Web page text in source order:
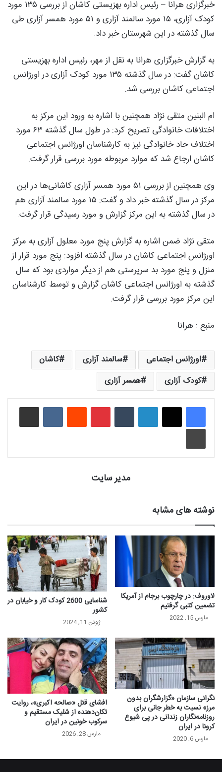
خبرگزاری هرانا – رئیس اداره بهزیستی کاشان از بررسی ۱۳۵ مورد
کودک آزاری، ۱۵ مورد سالمند آزاری و ۵۱ مورد همسر آزاری طی
سال گذشته در این شهرستان خبر داد.
به گزارش خبرگزاری هرانا به نقل از مهر، رئیس اداره بهزیستی
کاشان گفت: در سال گذشته ۱۳۵ مورد کودک آزاری در اورژانس
اجتماعی کاشان بررسی شد.
ام البنین متقی نژاد همچنین با اشاره به ورود این مرکز به
اختلافات خانوادگی تصریح کرد: در طول سال گذشته ۶۳ مورد
اختلاف حاد خانوادگی نیز به کارشناسان اورژانس اجتماعی
کاشان ارجاع شد که موارد مربوطه مورد بررسی قرار گرفت.
وی همچنین از بررسی ۵۱ مورد همسر آزاری کاشانی‌ها در این
مرکز در سال گذشته خبر داد و گفت: ۱۵ مورد سالمند آزاری هم
در سال گذشته به این مرکز گزارش و مورد رسیدگی قرار گرفت.
متقی نژاد ضمن اشاره به گزارش پنج مورد معلول آزاری به مرکز
اورژانس اجتماعی کاشان در سال گذشته افزود: پنج مورد قرار از
منزل و پنج مورد بد سرپرستی هم از دیگر مواردی بود که سال
گذشته به اورژانس اجتماعی کاشان گزارش و توسط کارشناسان
این مرکز مورد بررسی قرار گرفت.
منبع : هرانا
اورژانس اجتماعی سالمند آزاری
کاشان
کودک آزاری
همسر آزاری
لینکدین ‫پین‌ترست ‫رددیت
چاپ
مدیر سایت
نوشته های مشابه
لاوروف: در چارچوب برجام از آمریکا
تضمین کتبی گرفتیم
مارس 15, 2022
شناسایی 2600 کودک کار و خیابان در
کشور
ژوئن 11, 2024
نگرانی سازمان «گزارشگران بدون
مرز» نسبت به خطر جانی برای
روزنامه‌نگاران زندانی در پی شیوع
کرونا در ایران
مارس 6, 2020
افشای قتل «صالحه اکبری»، روایت
تکان‌دهنده از شلیک مستقیم و
سرکوب خونین در ایران
مارس 28, 2026